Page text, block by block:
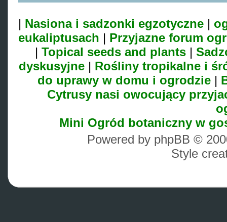
| Nasiona i sadzonki egzotyczne |
eukaliptusach | Przyjazne forum
| Topical seeds and plants |
dyskusyjne| Rośliny tropikalne i
do uprawy w domu i ogrodzie|
Cytrusy nasi owocujący
Mini Ogród botaniczny w
Powered by phpBB ©
Style